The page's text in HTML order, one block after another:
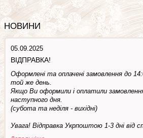
НОВИНИ
05.09.2025
ВІДПРАВКА!
Оформлені та оплачені замовлення до
той же день.
Якщо Ви оформили і оплатили замовлення
наступного дня.
(субота та недiля - вuхiднi)
Увага! Відправка Укрпоштою 1-3 дні від